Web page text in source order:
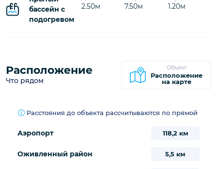
бассейн с
подогревом
2.50м 7.50м 1.20м
Расположение
Что рядом
Объект
Расположение
на карте
Расстояния до объекта рассчитываются по прямой
Аэропорт 118,2 км
Оживленный район 5,5 км